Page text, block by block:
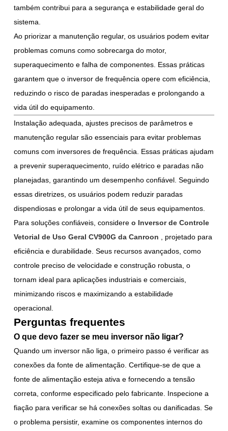
também contribui para a segurança e estabilidade geral do
sistema.
Ao priorizar a manutenção regular, os usuários podem evitar
problemas comuns como sobrecarga do motor,
superaquecimento e falha de componentes. Essas práticas
garantem que o inversor de frequência opere com eficiência,
reduzindo o risco de paradas inesperadas e prolongando a
vida útil do equipamento.
Instalação adequada, ajustes precisos de parâmetros e
manutenção regular são essenciais para evitar problemas
comuns com inversores de frequência. Essas práticas ajudam
a prevenir superaquecimento, ruído elétrico e paradas não
planejadas, garantindo um desempenho confiável. Seguindo
essas diretrizes, os usuários podem reduzir paradas
dispendiosas e prolongar a vida útil de seus equipamentos.
Para soluções confiáveis, considere o Inversor de Controle
Vetorial de Uso Geral CV900G da Canroon
, projetado para
eficiência e durabilidade. Seus recursos avançados, como
controle preciso de velocidade e construção robusta, o
tornam ideal para aplicações industriais e comerciais,
minimizando riscos e maximizando a estabilidade
operacional.
Perguntas frequentes
O que devo fazer se meu inversor não ligar?
Quando um inversor não liga, o primeiro passo é verificar as
conexões da fonte de alimentação. Certifique-se de que a
fonte de alimentação esteja ativa e fornecendo a tensão
correta, conforme especificado pelo fabricante. Inspecione a
fiação para verificar se há conexões soltas ou danificadas. Se
o problema persistir, examine os componentes internos do